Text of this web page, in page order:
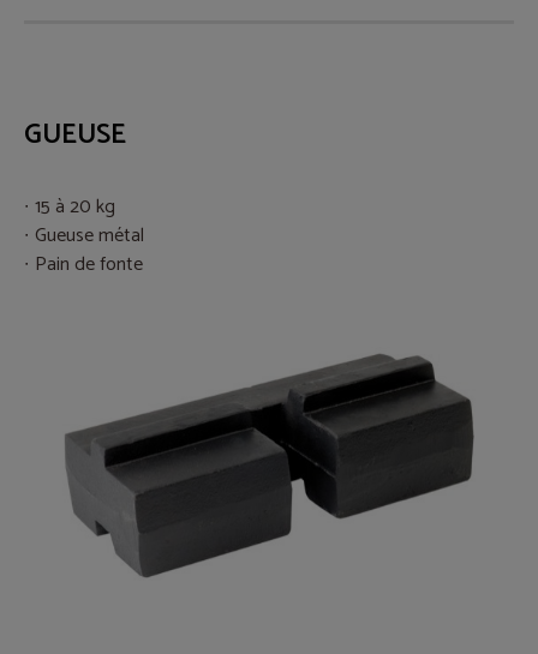
GUEUSE
15 à 20 kg
Gueuse métal
Pain de fonte